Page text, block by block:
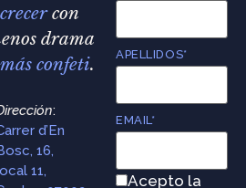
crecercon
drama
más confeti.
:
d’En
16,
11,
APELLIDOS*
EMAIL*
Acepto la